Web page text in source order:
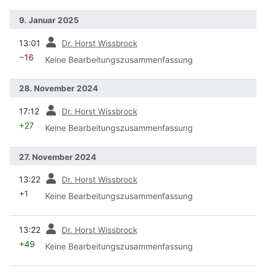
9. Januar 2025
13:01 Dr. Horst Wissbrock
−16 Keine Bearbeitungszusammenfassung
28. November 2024
17:12 Dr. Horst Wissbrock
+27 Keine Bearbeitungszusammenfassung
27. November 2024
13:22 Dr. Horst Wissbrock
+1 Keine Bearbeitungszusammenfassung
13:22 Dr. Horst Wissbrock
+49 Keine Bearbeitungszusammenfassung